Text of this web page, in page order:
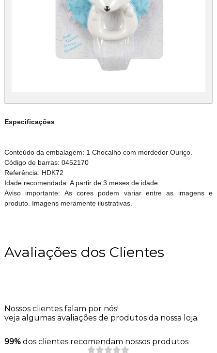
Especificações
Conteúdo da embalagem: 1 Chocalho com mordedor Ouriço.
Código de barras: 0452170
Referência: HDK72
Idade recomendada: A partir de 3 meses de idade.
Aviso importante: As cores podem variar entre as imagens e
produto. Imagens meramente ilustrativas.
Avaliações dos Clientes
Nossos clientes falam por nós!
veja algumas avaliações de produtos da nossa loja.
99% dos clientes recomendam nossos produtos